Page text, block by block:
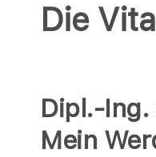
Die
Dipl.-Ing.
Mein